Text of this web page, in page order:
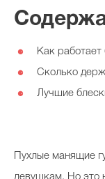
Вопрос эксперту
⚈ Как работает
⚈ Сколько
⚈ Лучшие
Пухлые манящие
девушкам. Но это